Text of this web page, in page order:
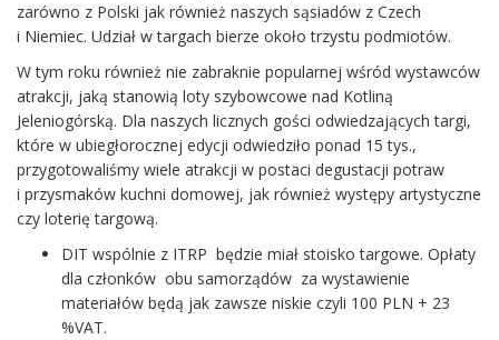
zarówno z Polski jak również naszych sąsiadów z Czech
i Niemiec. Udział w targach bierze około trzystu podmiotów.
W tym roku również nie zabraknie popularnej wśród wystawców
atrakcji, jaką stanowią loty szybowcowe nad Kotliną
Jeleniogórską. Dla naszych licznych gości odwiedzających targi,
które w ubiegłorocznej edycji odwiedziło ponad 15 tys.,
przygotowaliśmy wiele atrakcji w postaci degustacji potraw
i przysmaków kuchni domowej, jak również występy artystyczne
czy loterię targową.
DIT wspólnie z ITRP będzie miał stoisko targowe. Opłaty
dla członków obu samorządów za wystawienie
materiałów będą jak zawsze niskie czyli 100 PLN + 23
%VAT.